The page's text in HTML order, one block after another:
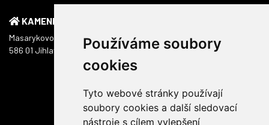
Používáme soubory
cookies
Tyto webové stránky používají
soubory cookies a další sledovací
nástroje s cílem vylepšení
KAMENNÁ PRODEJNA
Masarykovo náměstí 1217/51
586 01 Jihlava